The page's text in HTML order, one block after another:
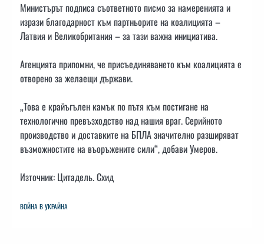
Министърът подписа съответното писмо за намеренията и
изрази благодарност към партньорите на коалицията –
Латвия и Великобритания – за тази важна инициатива.
Агенцията припомни, че присъединяването към коалицията е
отворено за желаещи държави.
„Това е крайъгълен камък по пътя към постигане на
технологично превъзходство над нашия враг. Серийното
производство и доставките на БПЛА значително разширяват
възможностите на въоръжените сили“, добави Умеров.
Източник: Цитадель. Схид
ВОЙНА В УКРАЙНА